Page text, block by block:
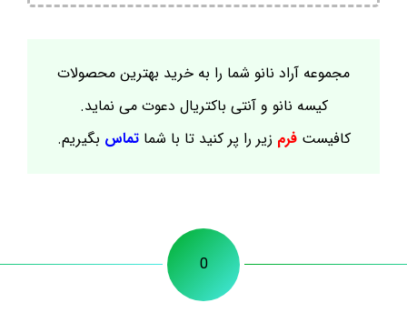
مجموعه آراد نانو شما را به خرید بهترین محصولات
کیسه نانو و آنتی باکتریال دعوت می نماید.
کافیستفرم زیر را پر کنید تا با شماتماس بگیریم.
0